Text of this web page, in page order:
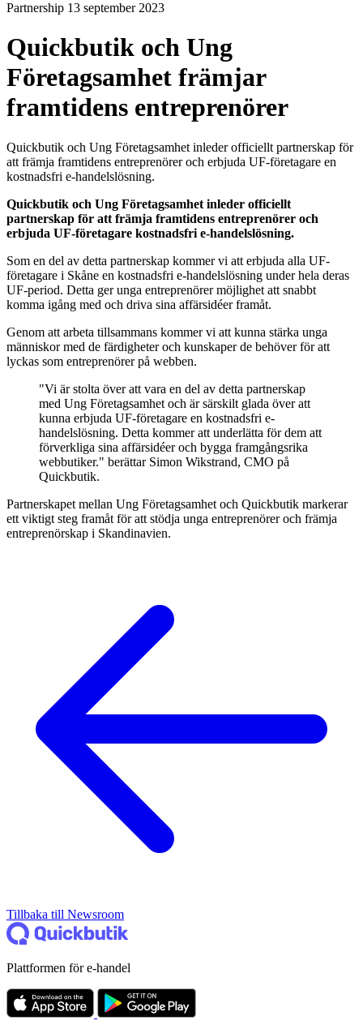
Partnership 13 september 2023
Quickbutik och Ung
Företagsamhet främjar
framtidens entreprenörer
Quickbutik och Ung Företagsamhet inleder officiellt partnerskap för
att främja framtidens entreprenörer och erbjuda UF-företagare en
kostnadsfri e-handelslösning.
Quickbutik och Ung Företagsamhet inleder officiellt
partnerskap för att främja framtidens entreprenörer och
erbjuda UF-företagare kostnadsfri e-handelslösning.
Som en del av detta partnerskap kommer vi att erbjuda alla UF-
företagare i Skåne en kostnadsfri e-handelslösning under hela deras
UF-period. Detta ger unga entreprenörer möjlighet att snabbt
komma igång med och driva sina affärsidéer framåt.
Genom att arbeta tillsammans kommer vi att kunna stärka unga
människor med de färdigheter och kunskaper de behöver för att
lyckas som entreprenörer på webben.
"Vi är stolta över att vara en del av detta partnerskap
med Ung Företagsamhet och är särskilt glada över att
kunna erbjuda UF-företagare en kostnadsfri e-
handelslösning. Detta kommer att underlätta för dem att
förverkliga sina affärsidéer och bygga framgångsrika
webbutiker." berättar Simon Wikstrand, CMO på
Quickbutik.
Partnerskapet mellan Ung Företagsamhet och Quickbutik markerar
ett viktigt steg framåt för att stödja unga entreprenörer och främja
entreprenörskap i Skandinavien.
Tillbaka till Newsroom
Plattformen för e-handel